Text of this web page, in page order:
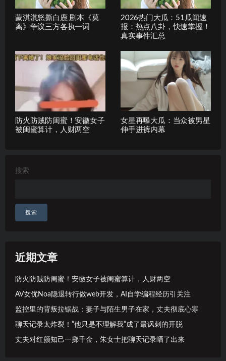
蒙淇淇怒撕白鹿 剧本《莫
离》争议三方各执一词
2026热门大瓜：51瓜闻速
报：热点八卦，快速掌握！
真实事件汇总
防火防贼防闺蜜！安徽女子
被闺蜜算计，人财两空
女星再曝大瓜：当众被男星
伸手进裤内幕
搜索
搜索
近期文章
防火防贼防闺蜜！安徽女子被闺蜜算计，人财两空
AV女优Noa隐退转行做web开发，AI自学编程经历引关注
监控里的背叛拉锯战：妻子与陌生男子在家，丈夫彻底心寒
聊天记录太炸裂！”他只是不理解我”成了最讽刺的开脱
丈夫对红颜知己一掷千金，朱女士把聊天记录晒了出来